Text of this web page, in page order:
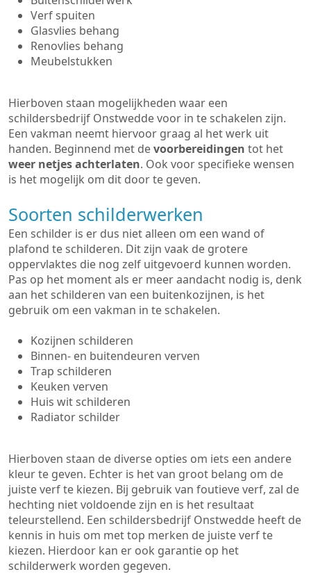
Verf spuiten
Glasvlies behang
Renovlies behang
Meubelstukken
Hierboven staan mogelijkheden waar een
schildersbedrijf Onstwedde voor in te schakelen zijn.
Een vakman neemt hiervoor graag al het werk uit
handen. Beginnend met devoorbereidingen tot het
weer netjes achterlaten. Ook voor specifieke wensen
is het mogelijk om dit door te geven.
Soorten schilderwerken
Een schilder is er dus niet alleen om een wand of
plafond te schilderen. Dit zijn vaak de grotere
oppervlaktes die nog zelf uitgevoerd kunnen worden.
Pas op het moment als er meer aandacht nodig is, denk
aan het schilderen van een buitenkozijnen, is het
gebruik om een vakman in te schakelen.
Kozijnen schilderen
Binnen- en buitendeuren verven
Trap schilderen
Keuken verven
Huis wit schilderen
Radiator schilder
Hierboven staan de diverse opties om iets een andere
kleur te geven. Echter is het van groot belang om de
juiste verf te kiezen. Bij gebruik van foutieve verf, zal de
hechting niet voldoende zijn en is het resultaat
teleurstellend. Een schildersbedrijf Onstwedde heeft de
kennis in huis om met top merken de juiste verf te
kiezen. Hierdoor kan er ook garantie op het
schilderwerk worden gegeven.